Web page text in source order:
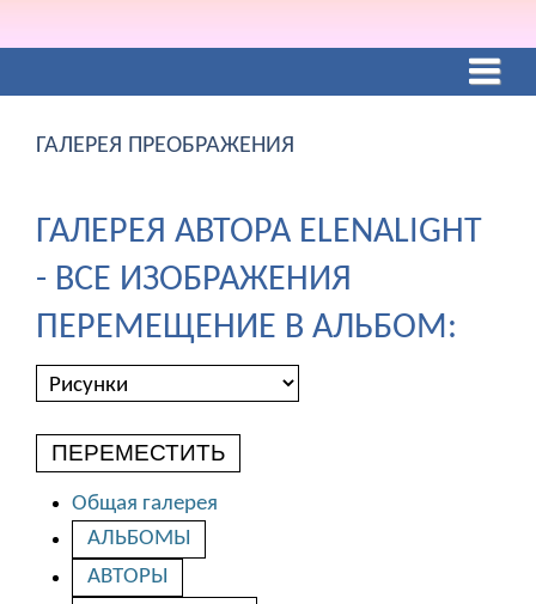
ГАЛЕРЕЯ ПРЕОБРАЖЕНИЯ
ГАЛЕРЕЯ АВТОРА ELENALIGHT
- ВСЕ ИЗОБРАЖЕНИЯ
ПЕРЕМЕЩЕНИЕ В АЛЬБОМ:
ПЕРЕМЕСТИТЬ
Общая галерея
АЛЬБОМЫ
АВТОРЫ